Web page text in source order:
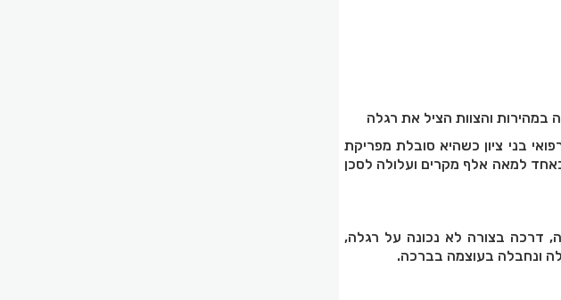
והצוות הציל את רגלה
הרפואי בני ציון כשהיא סובלת מפריקת
למאה אלף מקרים ועלולה לסכן
דרכה בצורה לא נכונה על רגלה,
ונחבלה בעוצמה בברכה.